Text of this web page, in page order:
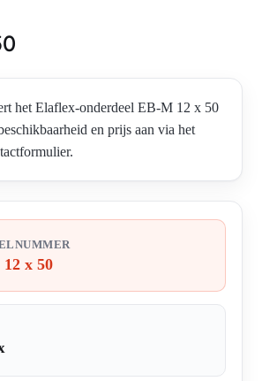
het Elaflex-onderdeel EB-M 12 x 50
en prijs aan via het
x 50